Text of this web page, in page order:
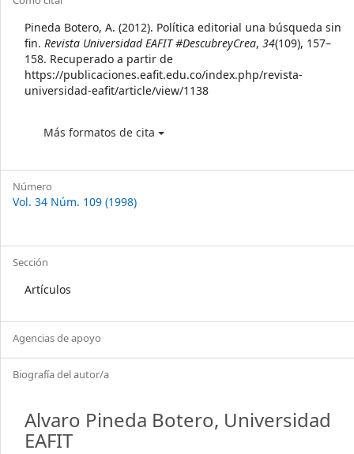
Details
Pineda Botero, A. (2012). Política editorial una búsqueda sin
fin. Revista Universidad EAFIT #DescubreyCrea, 34(109), 157–
158. Recuperado a partir de
https://publicaciones.eafit.edu.co/index.php/revista-
universidad-eafit/article/view/1138
Más formatos de cita
Número
Vol. 34 Núm. 109 (1998)
Sección
Artículos
Agencias de apoyo
Biografía del autor/a
Alvaro Pineda Botero, Universidad
EAFIT